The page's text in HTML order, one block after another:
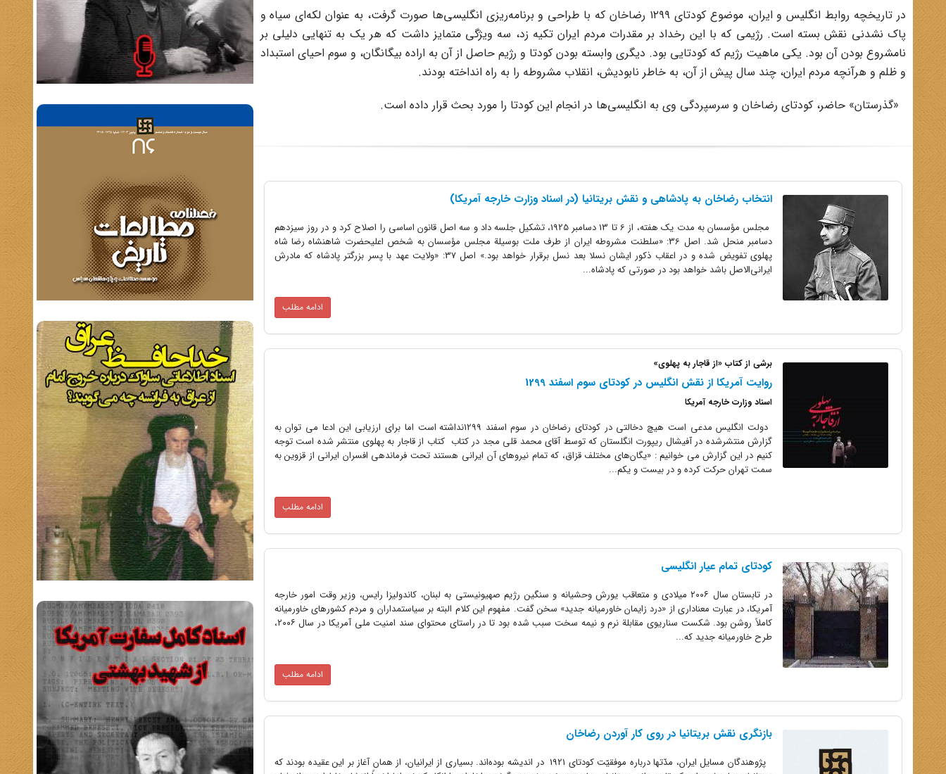
در تاریخچه روابط انگلیس و ایران، موضوع کودتای ۱۲۹۹ رضاخان که با طراحی و برنامه‌ریزی انگلیسی‌ها صورت گرفت، به عنوان لکه‌ای سیاه و
پاک نشدنی نقش بسته است. رژیمی که با این رخداد بر مقدرات مردم ایران تکیه زد، سه ویژگی متمایز داشت که هر یک به تنهایی دلیلی بر
نامشروع بودن آن بود. یکی ماهیت رژیم که کودتایی بود. دیگری وابسته بودن کودتا و رژیم حاصل از آن به اراده بیگانگان، و سوم احیای استبداد
و ظلم و هرآنچه مردم ایران، چند سال پیش از آن، به خاطر نابودیش، انقلاب مشروطه را به راه انداخته بودند.
«گذرستان» حاضر، کودتای رضاخان و سرسپردگی وی به انگلیسی‌ها در انجام این کودتا را مورد بحث قرار داده است.
انتخاب رضاخان به پادشاهی و نقش بریتانیا (در اسناد وزارت خارجه آمریکا)
مجلس مؤسسان به مدت یک هفته، از 6 تا 13 دسامبر 1925، تشکیل جلسه داد و سه اصل قانون اساسی را اصلاح کرد و در روز سیزدهم
دسامبر منحل شد. اصل 36: «سلطنت مشروطه ایران از طرف ملت بوسیلة مجلس مؤسسان به شخص اعلیحضرت شاهنشاه رضا شاه
پهلوی تفویض شده و در اعقاب ذکور ایشان نسلا بعد نسل برقرار خواهد بود.» اصل 37: «ولایت عهد با پسر بزرگتر پادشاه که مادرش
ایرانی‌الاصل باشد خواهد بود در صورتی که پادشاه...
ادامه مطلب
برشی از کتاب «از قاجار به پهلوی»
روایت آمریکا از نقش انگلیس در کودتای سوم اسفند 1299
اسناد وزارت خارجه آمریکا
دولت انگلیس مدعی است هیچ دخالتی در کودتای رضاخان در سوم اسفند 1299نداشته است اما برای ارزیابی این ادعا می توان به
گزارش منتشرشده در آفیشال ریپورت انگلستان که توسط آقای محمد قلی مجد در کتاب کتاب از قاجار به پهلوی منتشر شده است توجه
کنیم در این گزارش می خوانیم : «یگان‌های مختلف قزاق، که تمام نیرو‌های آن ایرانی هستند تحت فرماندهی افسران ایرانی از قزوین به
سمت تهران حرکت کرده و در بیست و یکم...
ادامه مطلب
کودتای تمام عیار انگلیسی
در تابستان سال ۲۰۰۶ میلادی و متعاقب یورش وحشیانه و سنگین رژیم صهیونیستی به لبنان، کاندولیزا رایس، وزیر وقت امور خارجه
آمریکا، در عبارت معناداری از «درد زایمان خاورمیانه جدید» سخن گفت. مفهوم این کلام البته بر سیاستمداران و مردم کشورهای خاورمیانه
کاملاً روشن بود. شکست سناریوی مقابلة نرم و نیمه سخت سبب شده بود تا در راستای محتوای سند امنیت ملی آمریکا در سال ۲۰۰۶،
طرح خاورمیانه جدید که...
ادامه مطلب
بازنگری نقش بریتانیا در روی کار آوردن رضاخان
پژوهندگان مسایل ایران، مدّتها درباره موفقیّت کودتای 1921 در اندیشه بوده‌اند. بسیاری از ایرانیان،‌ از همان آغاز بر این عقیده بودند که